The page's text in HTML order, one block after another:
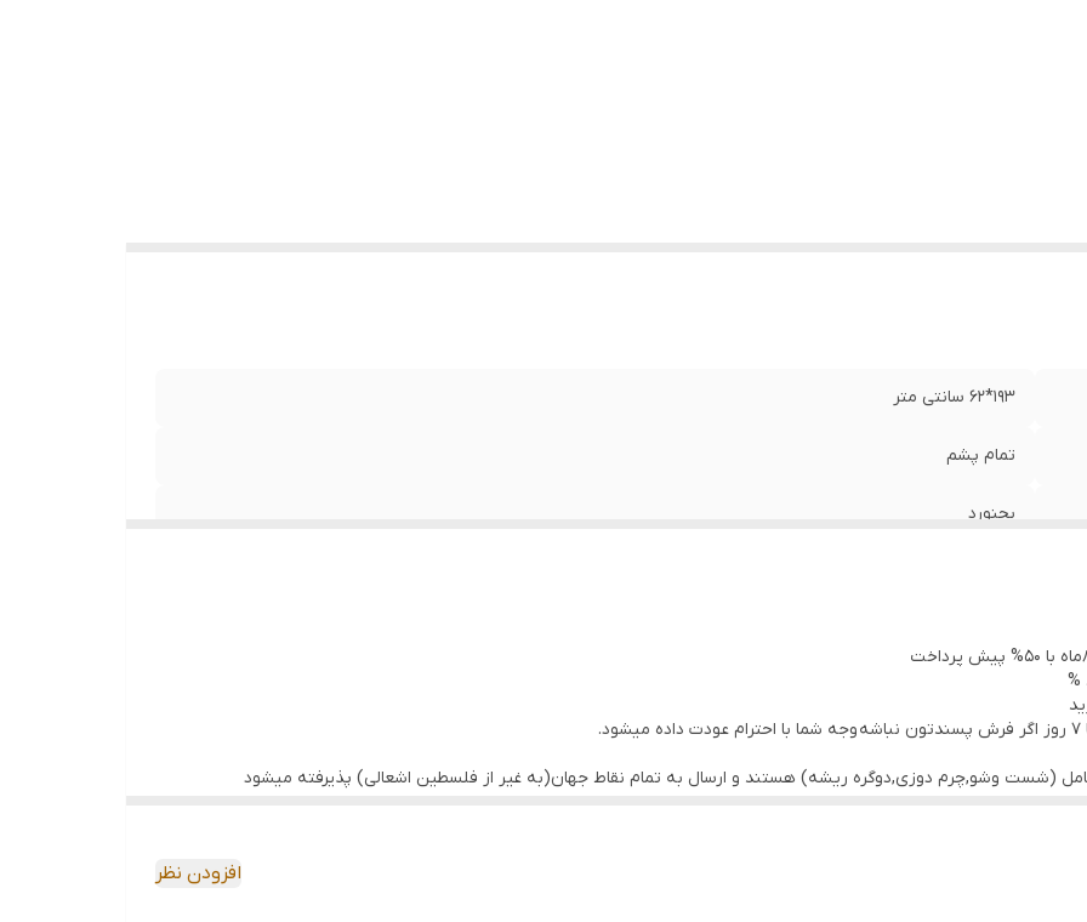
193*62 سانتی متر
تمام پشم
بجنورد
%
(شست وشو,چرم دوزی,دوگره ریشه) هستند و ارسال به تمام نقاط جهان(به غیر از فلسطین اشعالی) پذیرفته میشود
افزودن نظر